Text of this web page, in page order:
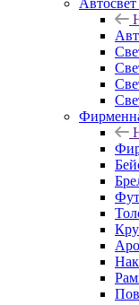
Автосвет